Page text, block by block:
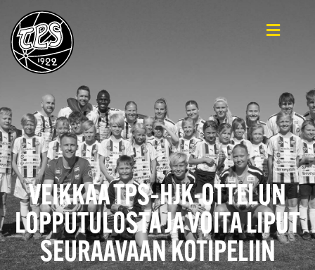
VEIKKAA TPS–HJK-OTTELUN
LOPPUTULOSTA JA VOITA LIPUT
SEURAAVAAN KOTIPELIIN